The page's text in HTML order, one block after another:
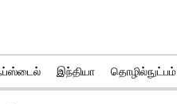
இந்தியா தொழில்நுட்பம்